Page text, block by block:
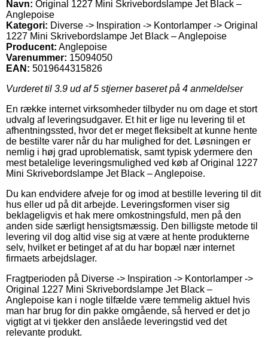
Navn: Original 1227 Mini Skrivebordslampe Jet Black –
Anglepoise
Kategori: Diverse -> Inspiration -> Kontorlamper -> Original
1227 Mini Skrivebordslampe Jet Black – Anglepoise
Producent: Anglepoise
Varenummer: 15094050
EAN: 5019644315826
Vurderet til 3.9 ud af 5 stjerner baseret på 4 anmeldelser
En række internet virksomheder tilbyder nu om dage et stort
udvalg af leveringsudgaver. Et hit er lige nu levering til et
afhentningssted, hvor det er meget fleksibelt at kunne hente
de bestilte varer når du har mulighed for det. Løsningen er
nemlig i høj grad uproblematisk, samt typisk ydermere den
mest betalelige leveringsmulighed ved køb af Original 1227
Mini Skrivebordslampe Jet Black – Anglepoise.
Du kan endvidere afveje for og imod at bestille levering til dit
hus eller ud på dit arbejde. Leveringsformen viser sig
beklageligvis et hak mere omkostningsfuld, men på den
anden side særligt hensigtsmæssig. Den billigste metode til
levering vil dog altid vise sig at være at hente produkterne
selv, hvilket er betinget af at du har bopæl nær internet
firmaets arbejdslager.
Fragtperioden på Diverse -> Inspiration -> Kontorlamper ->
Original 1227 Mini Skrivebordslampe Jet Black –
Anglepoise kan i nogle tilfælde være temmelig aktuel hvis
man har brug for din pakke omgående, så herved er det jo
vigtigt at vi tjekker den anslåede leveringstid ved det
relevante produkt.